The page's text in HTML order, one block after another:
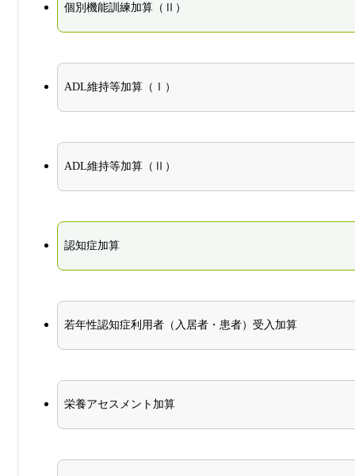
個別機能訓練加算（Ⅱ）
ADL維持等加算（Ⅰ）
ADL維持等加算（Ⅱ）
認知症加算
若年性認知症利用者（入居者・患者）受入加算
栄養アセスメント加算